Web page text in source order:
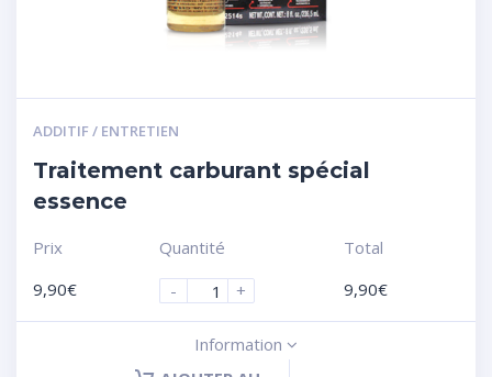
ADDITIF / ENTRETIEN
Traitement carburant spécial
essence
Prix
9,90€
Quantité
-
+
Total
9,90€
Information